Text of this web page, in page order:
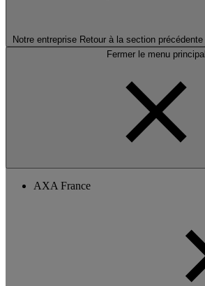
Notre entreprise Retour à la section précédente
Fermer le menu principal
AXA France